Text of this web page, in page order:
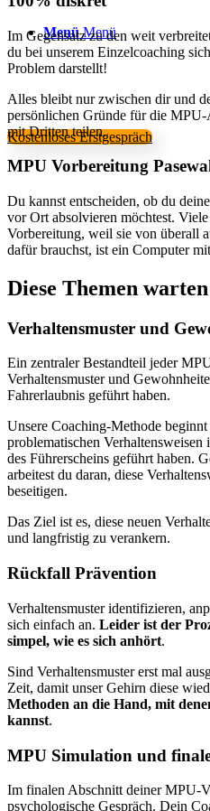
Menü Menü
Kostenloses Erstgespräch
Im Gegensatz zu den weit
du bei unserem Einzelcoaching
Problem darstellt!
Alles bleibt nur zwischen dir und
persönlichen Gründe für die
mit Dritten teilen.
MPU Vorbereitung
Du kannst entscheiden, ob du
vor Ort absolvieren möchtest.
Vorbereitung, weil sie von überall
dafür brauchst, ist ein Computer
Diese Themen
Verhaltensmuster und
Ein zentraler Bestandteil jeder
Verhaltensmuster und
Fahrerlaubnis geführt haben.
Unsere Coaching-Methode
problematischen
des Führerscheins geführt haben.
arbeitest du daran, diese
beseitigen.
Das Ziel ist es, diese neuen
und langfristig zu verankern.
Rückfall Prävention
Verhaltensmuster identifizieren,
sich einfach an. Leider ist der
simpel, wie es sich anhört.
Sind Verhaltensmuster erst mal
Zeit, damit unser Gehirn diese
Methoden an die Hand, mit
kannst.
MPU Simulation und
Im finalen Abschnitt deiner MPU-
psychologische Gespräch. Dein